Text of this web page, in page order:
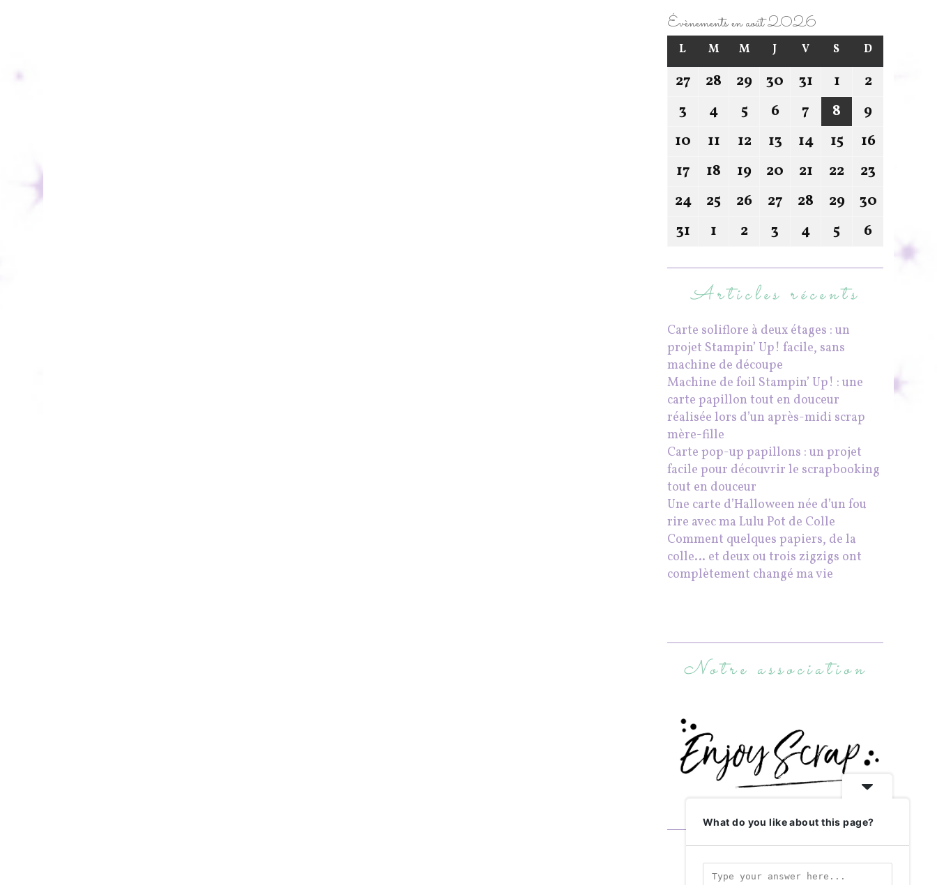
Évènements en août 2026
L M M J V S D
27 28 29 30 31 1
2
3
4 5 6 7 8
9
10
11 12 13 14 15
16
17
18 19 20 21 22
23
24
25 26 27 28 29
30
31
1 2 3 4 5 6
Articles récents
Carte soliflore à deux étages : un
projet Stampin’ Up! facile, sans
machine de découpe
Machine de foil Stampin’ Up! : une
carte papillon tout en douceur
réalisée lors d’un après-midi scrap
mère-fille
Carte pop-up papillons : un projet
facile pour découvrir le scrapbooking
tout en douceur
Une carte d’Halloween née d’un fou
rire avec ma Lulu Pot de Colle
Comment quelques papiers, de la
colle… et deux ou trois zigzigs ont
complètement changé ma vie
Notre association
Abonnez-vous
What do you like about this page?